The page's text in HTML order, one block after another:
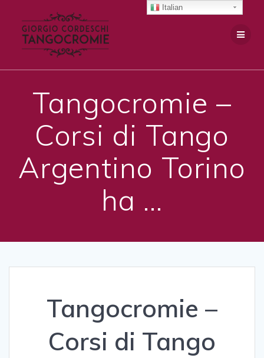
Tangocromie –
Corsi di Tango
Argentino Torino
ha …
Tangocromie –
Corsi di Tango
Italian